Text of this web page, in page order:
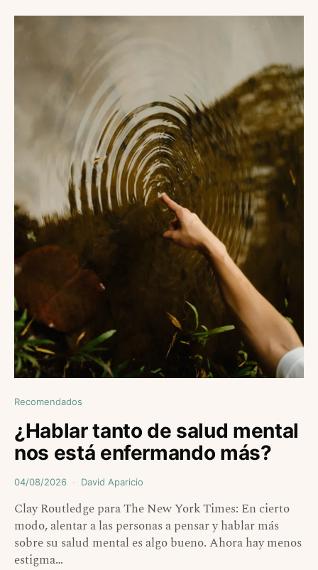
Recomendados
¿Hablar tanto de salud mental
nos está enfermando más?
04/08/2026 David Aparicio
Clay Routledge para The New York Times: En cierto
modo, alentar a las personas a pensar y hablar más
sobre su salud mental es algo bueno. Ahora hay menos
estigma…